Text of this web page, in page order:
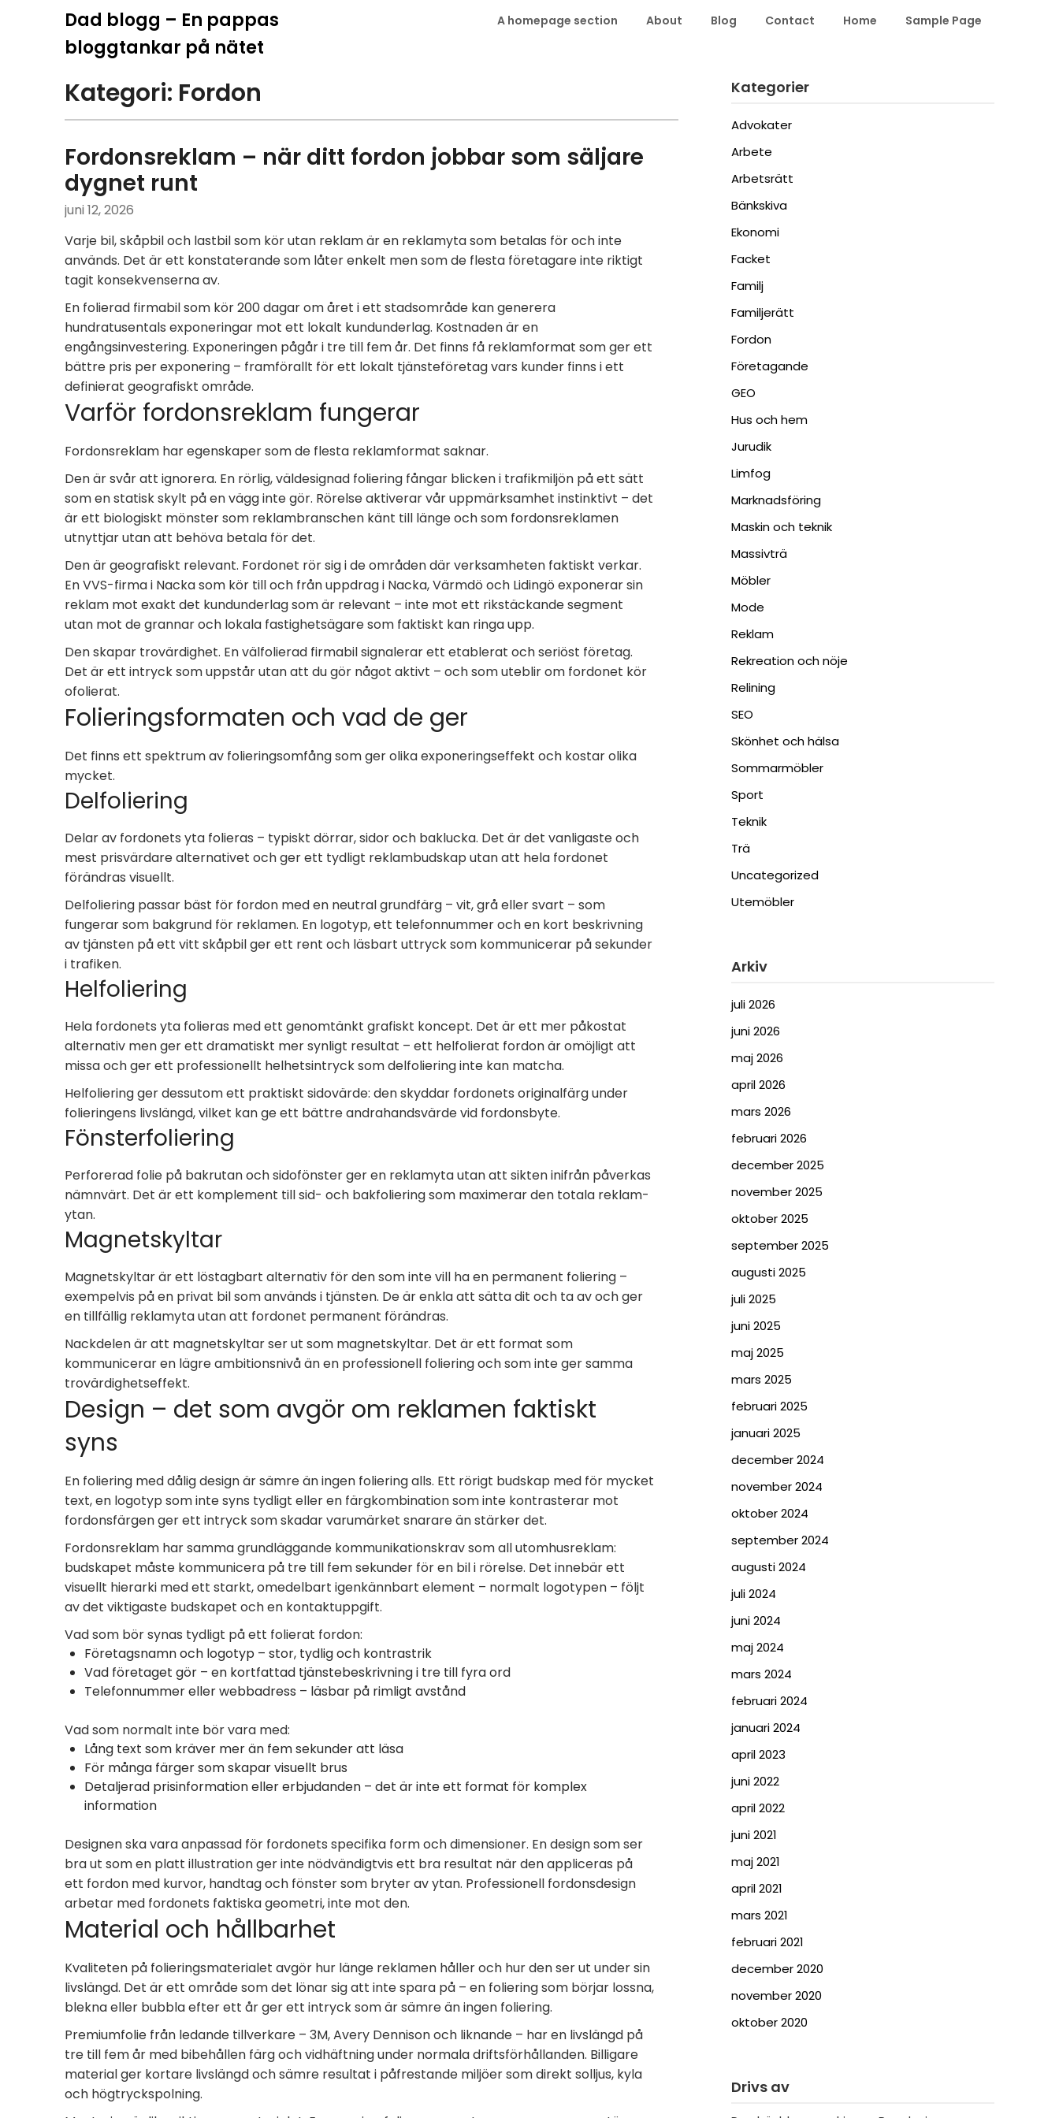
Dad blogg – En pappas
bloggtankar på nätet
A homepage section About Blog Contact Home Sample Page
Kategori: Fordon
Fordonsreklam – när ditt fordon jobbar som säljare
dygnet runt
juni 12, 2026
Varje bil, skåpbil och lastbil som kör utan reklam är en reklamyta som betalas för och inte
används. Det är ett konstaterande som låter enkelt men som de flesta företagare inte riktigt
tagit konsekvenserna av.
En folierad firmabil som kör 200 dagar om året i ett stadsområde kan generera
hundratusentals exponeringar mot ett lokalt kundunderlag. Kostnaden är en
engångsinvestering. Exponeringen pågår i tre till fem år. Det finns få reklamformat som ger ett
bättre pris per exponering – framförallt för ett lokalt tjänsteföretag vars kunder finns i ett
definierat geografiskt område.
Varför fordonsreklam fungerar
Fordonsreklam har egenskaper som de flesta reklamformat saknar.
Den är svår att ignorera. En rörlig, väldesignad foliering fångar blicken i trafikmiljön på ett sätt
som en statisk skylt på en vägg inte gör. Rörelse aktiverar vår uppmärksamhet instinktivt – det
är ett biologiskt mönster som reklambranschen känt till länge och som fordonsreklamen
utnyttjar utan att behöva betala för det.
Den är geografiskt relevant. Fordonet rör sig i de områden där verksamheten faktiskt verkar.
En VVS-firma i Nacka som kör till och från uppdrag i Nacka, Värmdö och Lidingö exponerar sin
reklam mot exakt det kundunderlag som är relevant – inte mot ett rikstäckande segment
utan mot de grannar och lokala fastighetsägare som faktiskt kan ringa upp.
Den skapar trovärdighet. En välfolierad firmabil signalerar ett etablerat och seriöst företag.
Det är ett intryck som uppstår utan att du gör något aktivt – och som uteblir om fordonet kör
ofolierat.
Folieringsformaten och vad de ger
Det finns ett spektrum av folieringsomfång som ger olika exponeringseffekt och kostar olika
mycket.
Delfoliering
Delar av fordonets yta folieras – typiskt dörrar, sidor och baklucka. Det är det vanligaste och
mest prisvärdare alternativet och ger ett tydligt reklambudskap utan att hela fordonet
förändras visuellt.
Delfoliering passar bäst för fordon med en neutral grundfärg – vit, grå eller svart – som
fungerar som bakgrund för reklamen. En logotyp, ett telefonnummer och en kort beskrivning
av tjänsten på ett vitt skåpbil ger ett rent och läsbart uttryck som kommunicerar på sekunder
i trafiken.
Helfoliering
Hela fordonets yta folieras med ett genomtänkt grafiskt koncept. Det är ett mer påkostat
alternativ men ger ett dramatiskt mer synligt resultat – ett helfolierat fordon är omöjligt att
missa och ger ett professionellt helhetsintryck som delfoliering inte kan matcha.
Helfoliering ger dessutom ett praktiskt sidovärde: den skyddar fordonets originalfärg under
folieringens livslängd, vilket kan ge ett bättre andrahandsvärde vid fordonsbyte.
Fönsterfoliering
Perforerad folie på bakrutan och sidofönster ger en reklamyta utan att sikten inifrån påverkas
nämnvärt. Det är ett komplement till sid- och bakfoliering som maximerar den totala reklam­
ytan.
Magnetskyltar
Magnetskyltar är ett löstagbart alternativ för den som inte vill ha en permanent foliering –
exempelvis på en privat bil som används i tjänsten. De är enkla att sätta dit och ta av och ger
en tillfällig reklamyta utan att fordonet permanent förändras.
Nackdelen är att magnetskyltar ser ut som magnetskyltar. Det är ett format som
kommunicerar en lägre ambitionsnivå än en professionell foliering och som inte ger samma
trovärdighetseffekt.
Design – det som avgör om reklamen faktiskt
syns
En foliering med dålig design är sämre än ingen foliering alls. Ett rörigt budskap med för mycket
text, en logotyp som inte syns tydligt eller en färgkombination som inte kontrasterar mot
fordonsfärgen ger ett intryck som skadar varumärket snarare än stärker det.
Fordonsreklam har samma grundläggande kommunikationskrav som all utomhusreklam:
budskapet måste kommunicera på tre till fem sekunder för en bil i rörelse. Det innebär ett
visuellt hierarki med ett starkt, omedelbart igenkännbart element – normalt logotypen – följt
av det viktigaste budskapet och en kontaktuppgift.
Vad som bör synas tydligt på ett folierat fordon:
Företagsnamn och logotyp – stor, tydlig och kontrastrik
Vad företaget gör – en kortfattad tjänstebeskrivning i tre till fyra ord
Telefonnummer eller webbadress – läsbar på rimligt avstånd
Vad som normalt inte bör vara med:
Lång text som kräver mer än fem sekunder att läsa
För många färger som skapar visuellt brus
Detaljerad prisinformation eller erbjudanden – det är inte ett format för komplex
information
Designen ska vara anpassad för fordonets specifika form och dimensioner. En design som ser
bra ut som en platt illustration ger inte nödvändigtvis ett bra resultat när den appliceras på
ett fordon med kurvor, handtag och fönster som bryter av ytan. Professionell fordonsdesign
arbetar med fordonets faktiska geometri, inte mot den.
Material och hållbarhet
Kvaliteten på folieringsmaterialet avgör hur länge reklamen håller och hur den ser ut under sin
livslängd. Det är ett område som det lönar sig att inte spara på – en foliering som börjar lossna,
blekna eller bubbla efter ett år ger ett intryck som är sämre än ingen foliering.
Premiumfolie från ledande tillverkare – 3M, Avery Dennison och liknande – har en livslängd på
tre till fem år med bibehållen färg och vidhäftning under normala driftsförhållanden. Billigare
material ger kortare livslängd och sämre resultat i påfrestande miljöer som direkt solljus, kyla
och högtryckspolning.
Kategorier
Advokater
Arbete
Arbetsrätt
Bänkskiva
Ekonomi
Facket
Familj
Familjerätt
Fordon
Företagande
GEO
Hus och hem
Jurudik
Limfog
Marknadsföring
Maskin och teknik
Massivträ
Möbler
Mode
Reklam
Rekreation och nöje
Relining
SEO
Skönhet och hälsa
Sommarmöbler
Sport
Teknik
Trä
Uncategorized
Utemöbler
Arkiv
juli 2026
juni 2026
maj 2026
april 2026
mars 2026
februari 2026
december 2025
november 2025
oktober 2025
september 2025
augusti 2025
juli 2025
juni 2025
maj 2025
mars 2025
februari 2025
januari 2025
december 2024
november 2024
oktober 2024
september 2024
augusti 2024
juli 2024
juni 2024
maj 2024
mars 2024
februari 2024
januari 2024
april 2023
juni 2022
april 2022
juni 2021
maj 2021
april 2021
mars 2021
februari 2021
december 2020
november 2020
oktober 2020
Drivs av